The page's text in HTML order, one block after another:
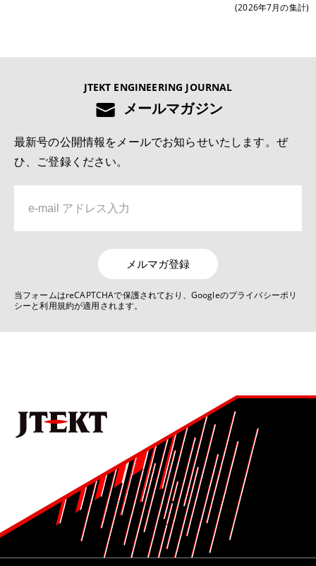
切削工具の異常検知および寿命予測システムの開発
No.1022 2025 モノづくりとモノづくり設備を支える技術特集号
深溝玉軸受用樹脂保持器の疲労強度解析技術
6位
No.1019 2022 自動車関連技術特集号
No.1022 2025 モノづくりとモノづくり設備を支える技術特集号
ステアバイワイヤを用いた非線形ヨーレート応答制御
No.1022 2025 モノづくりとモノづくり設備を支える技術特集号
ラックパラレルタイプ電動パワーステアリング（RP-EPS）
用ボールねじの量産転造装置の開発
No.1022 2025 モノづくりとモノづくり設備を支える技術特集号
(2026年7月の集計)
JTEKT ENGINEERING JOURNAL
メールマガジン
最新号の公開情報をメールでお知らせいたします。ぜ
ひ、ご登録ください。
メルマガ登録
当フォームはreCAPTCHAで保護されており、Googleのプライバシーポリ
シーと利用規約が適用されます。